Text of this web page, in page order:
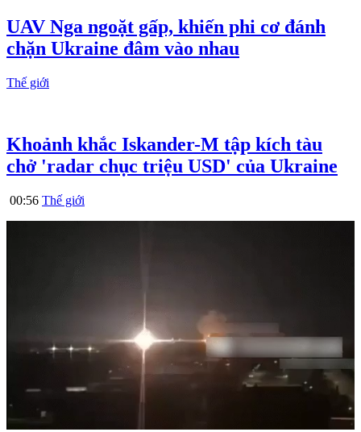
UAV Nga ngoặt gấp, khiến phi cơ đánh
chặn Ukraine đâm vào nhau
Thế giới
Khoảnh khắc Iskander-M tập kích tàu
chở 'radar chục triệu USD' của Ukraine
00:56 Thế giới